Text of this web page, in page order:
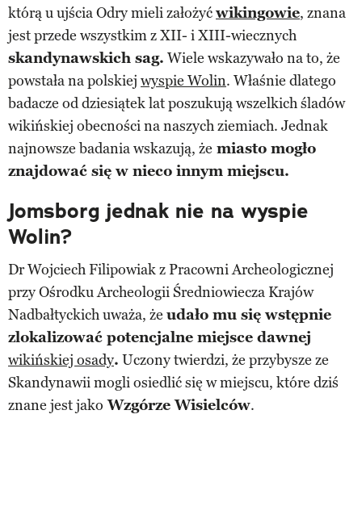
którą u ujścia Odry mieli założyćwikingowie, znana
jest przede wszystkim z XII- i XIII-wiecznych
skandynawskich sag. Wiele wskazywało na to, że
powstała na polskiej wyspie Wolin. Właśnie dlatego
badacze od dziesiątek lat poszukują wszelkich śladów
wikińskiej obecności na naszych ziemiach. Jednak
najnowsze badania wskazują, że miasto mogło
znajdować się w nieco innym miejscu.
Jomsborg jednak nie na wyspie
Wolin?
Dr Wojciech Filipowiak z Pracowni Archeologicznej
przy Ośrodku Archeologii Średniowiecza Krajów
Nadbałtyckich uważa, że udało mu się wstępnie
zlokalizować potencjalne miejsce dawnej
wikińskiej osady. Uczony twierdzi, że przybysze ze
Skandynawii mogli osiedlić się w miejscu, które dziś
znane jest jako Wzgórze Wisielców.